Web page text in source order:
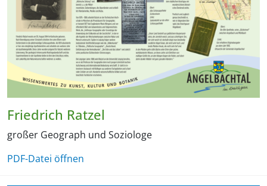
Friedrich Ratzel
großer Geograph und Soziologe
PDF-Datei öffnen